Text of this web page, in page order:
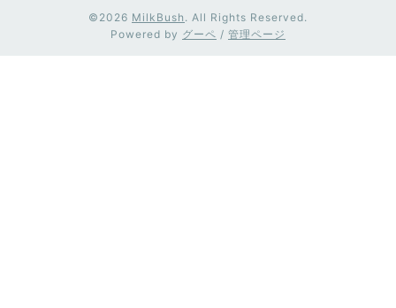
©2026 MilkBush . All Rights Reserved.
Powered by グーペ / 管理ページ